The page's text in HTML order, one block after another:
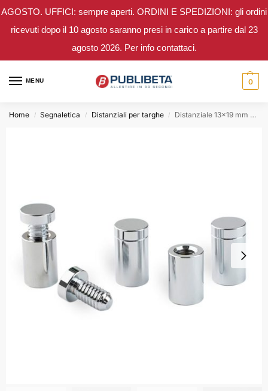
AGOSTO. UFFICI: sempre aperti. ORDINI E SPEDIZIONI: gli ordini
ricevuti dopo il 10 agosto saranno presi in carico a partire dal 23
agosto 2026. Per info contattaci.
MENU 0
Home / Segnaletica / Distanziali per targhe / Distanziale 13×19 mm alluminio cromato lucido